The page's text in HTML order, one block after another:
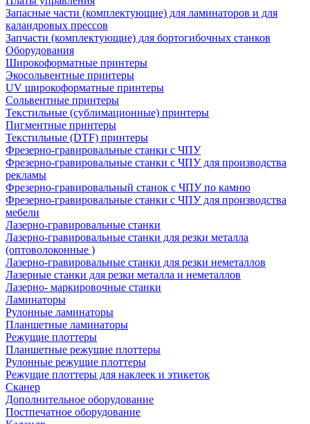
Запасные части (комплектующие) для ламинаторов и для
каландровых прессов
Запчасти (комплектующие) для бортогибочных станков
Оборудования
Широкоформатные принтеры
Экосольвентные принтеры
UV широкоформатные принтеры
Сольвентные принтеры
Текстильные (сублимационные) принтеры
Пигментные принтеры
Текстильные (DTF) принтеры
Фрезерно-гравировальные станки с ЧПУ
Фрезерно-гравировальные станки с ЧПУ для производства
рекламы
Фрезерно-гравировальный станок с ЧПУ по камню
Фрезерно-гравировальные станки с ЧПУ для производства
мебели
Лазерно-гравировальные станки
Лазерно-гравировальные станки для резки металла
(оптоволоконные )
Лазерно-гравировальные станки для резки неметаллов
Лазерные станки для резки металла и неметаллов
Лазерно- маркировочные станки
Ламинаторы
Рулонные ламинаторы
Планшетные ламинаторы
Режущие плоттеры
Планшетные режущие плоттеры
Рулонные режущие плоттеры
Режущие плоттеры для наклеек и этикеток
Сканер
Дополнительное оборудование
Постпечатное оборудование